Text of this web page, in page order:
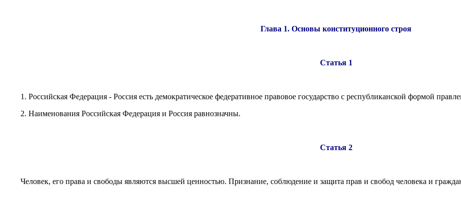
Глава 1. Основы конституционного строя
Статья 1
1. Российская Федерация - Россия есть демократическое федеративное правовое государство с республиканской формой
2. Наименования Российская Федерация и Россия равнозначны.
Статья 2
Человек, его права и свободы являются высшей ценностью. Признание, соблюдение и защита прав и свобод человека и